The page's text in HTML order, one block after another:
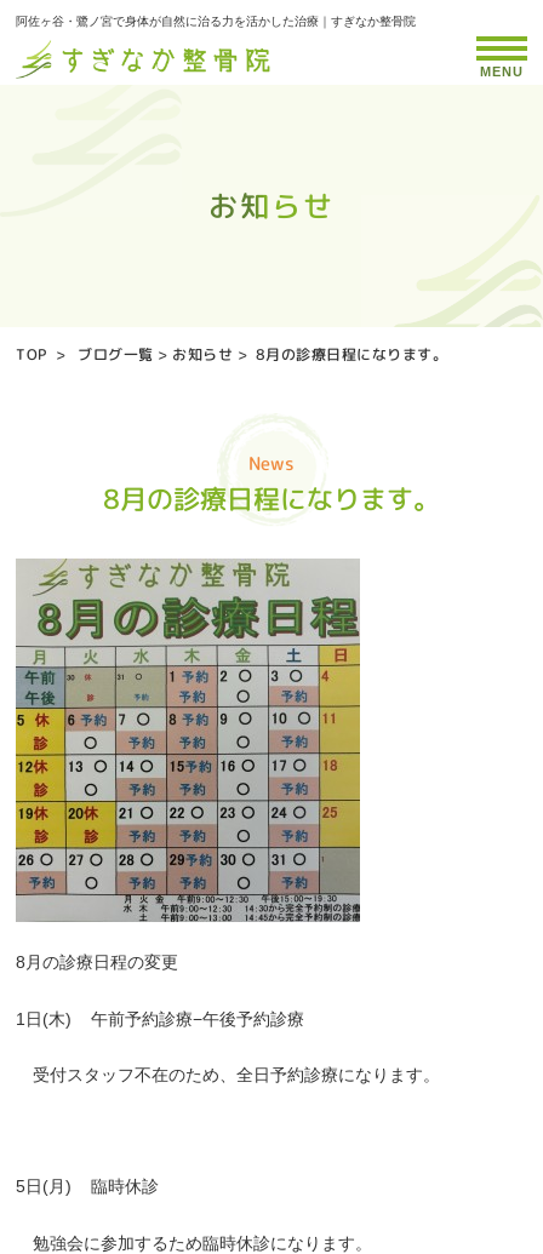
阿佐ヶ谷・鷺ノ宮で身体が自然に治る力を活かした治療｜すぎなか整骨院
お知らせ
お知らせ
お知らせ
お知らせ
お知らせ
お知らせ
お知らせ
お知らせ
お知らせ
お知らせ
お知らせ
お知らせ
お知らせ
お知らせ
お知らせ
お知らせ
お知らせ
お知らせ
お知らせ
お知らせ
お知らせ
お知らせ
お知らせ
お知らせ
お知らせ
お知らせ
お知らせ
お知らせ
お知らせ
お知らせ
お知らせ
お知らせ
お知らせ
お知らせ
お知らせ
MENU
TOP > ブログ一覧 > お知らせ > 8月の診療日程になります。
News
8月の診療日程になります。
8月の診療日程の変更
1日(木) 午前予約診療−午後予約診療
受付スタッフ不在のため、全日予約診療になります。
5日(月) 臨時休診
勉強会に参加するため臨時休診になります。